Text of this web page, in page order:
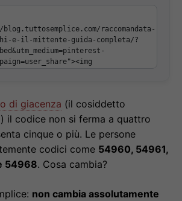
di giacenza (il cosiddetto
il codice non si ferma a quattro
cinque o più. Le persone
codici come 54960, 54961,
54968. Cosa cambia?
non cambia assolutamente